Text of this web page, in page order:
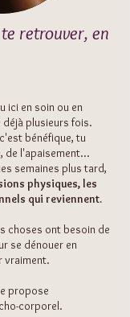
retrouver, en
ici en soin ou en
plusieurs fois.
bénéfique, tu
de l'apaisement...
semaines plus tard,
physiques, les
qui reviennent.
choses ont besoin de
se dénouer en
vraiment.
propose
corporel.